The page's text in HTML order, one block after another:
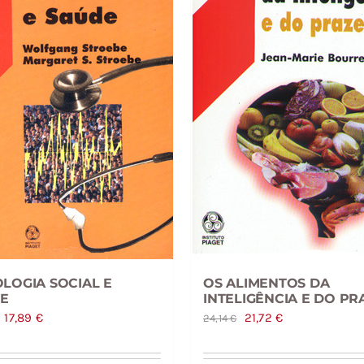
SOCIAL E
O
17,89 €O
OS ALIMENTOS DA
INTELIGÊNCIA E DO
24,14€
O
21,72€O